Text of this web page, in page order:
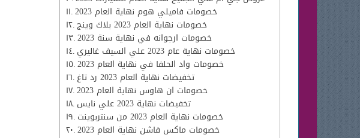
خصومات فاميلي هوم نهاية العام 2023
خصومات نهاية العام 2023 بلاك وينج
خصومات ارجوانه في نهاية سنة 2023
خصومات نهاية عام 2023 علي السيف غاليري
خصومات واد الحلفا في نهاية العام 2023
تخفيضات نهاية العام 2023 رد تاغ
خصومات ان هاوس نهاية العام 2023
تخفيضات نهاية 2023 علي نايس
خصومات نهاية العام 2023 من سنتربوينت
خصومات ماكس فاشن نهاية العام 2023